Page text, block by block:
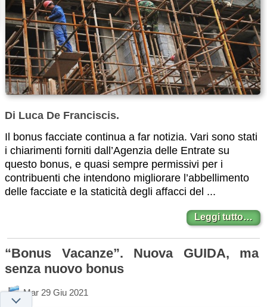
Di Luca De Franciscis.
Il bonus facciate continua a far notizia. Vari sono stati
i chiarimenti forniti dall’Agenzia delle Entrate su
questo bonus, e quasi sempre permissivi per i
contribuenti che intendono migliorare l’abbellimento
delle facciate e la staticità degli affacci del ...
Leggi tutto…
“Bonus Vacanze”. Nuova GUIDA, ma
senza nuovo bonus
Mar 29 Giu 2021